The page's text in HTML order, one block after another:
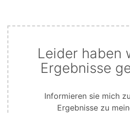
Leider haben
Ergebnisse
Informieren sie mich
Ergebnisse zu